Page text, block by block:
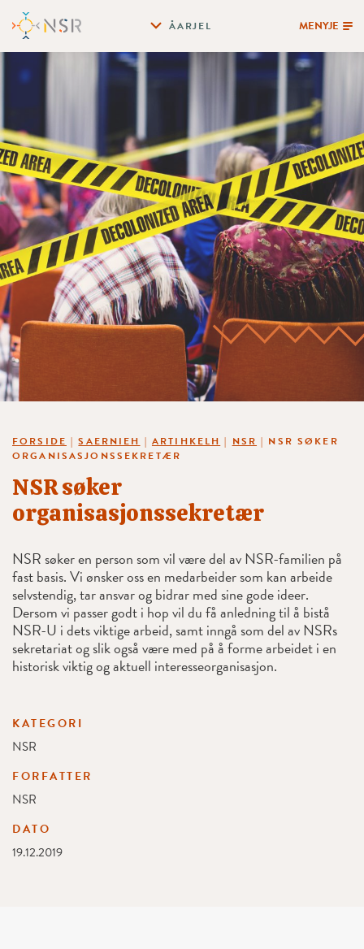
ÅARJEL MENYJE
FORSIDE |SAERNIEH | ARTIHKELH | NSR | NSR SØKER
ORGANISASJONSSEKRETÆR
NSR søker
organisasjonssekretær
NSR søker en person som vil være del av NSR-familien på
fast basis. Vi ønsker oss en medarbeider som kan arbeide
selvstendig, tar ansvar og bidrar med sine gode ideer.
Dersom vi passer godt i hop vil du få anledning til å bistå
NSR-U i dets viktige arbeid, samt inngå som del av NSRs
sekretariat og slik også være med på å forme arbeidet i en
historisk viktig og aktuell interesseorganisasjon.
KATEGORI
NSR
FORFATTER
NSR
DATO
19.12.2019